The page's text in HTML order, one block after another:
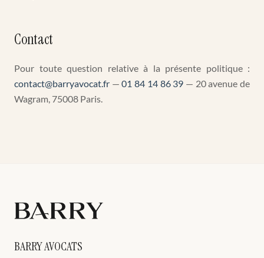
Contact
Pour toute question relative à la présente politique :
contact@barryavocat.fr —01 84 14 86 39 — 20 avenue de
Wagram, 75008 Paris.
BARRY AVOCATS